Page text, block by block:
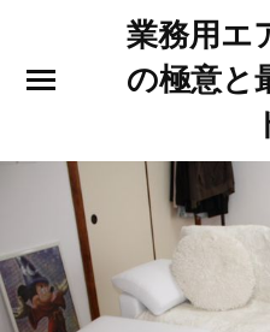
業務用エ
の極意と